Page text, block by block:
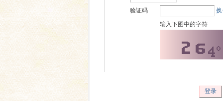
验证码
输入下图中的字符
登录